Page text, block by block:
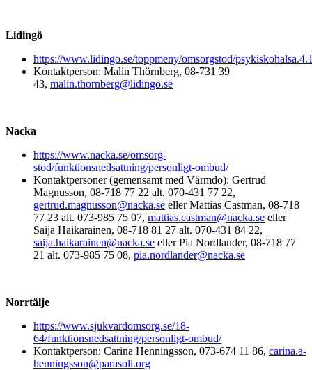
Lidingö
https://www.lidingo.se/toppmeny/omsorgstod/
Kontaktperson: Malin Thörnberg, 08-731 39
43, malin.thornberg@lidingo.se
Nacka
https://www.nacka.se/omsorg-
stod/funktionsnedsattning/personligt-ombud/
Kontaktpersoner (gemensamt med Värmdö): Gertrud
Magnusson, 08-718 77 22 alt. 070-431 77 22,
gertrud.magnusson@nacka.se eller Mattias Castman, 08-718
77 23 alt. 073-985 75 07, mattias.castman@nacka.se eller
Saija Haikarainen, 08-718 81 27 alt. 070-431 84 22,
saija.haikarainen@nacka.se eller Pia Nordlander, 08-718 77
21 alt. 073-985 75 08, pia.nordlander@nacka.se
Norrtälje
https://www.sjukvardomsorg.se/18-
64/funktionsnedsattning/personligt-ombud/
Kontaktperson: Carina Henningsson, 073-674 11 86, carina.a-
henningsson@parasoll.org